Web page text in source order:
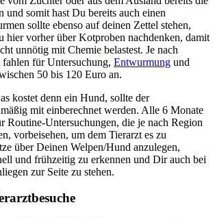
und somit hast Du bereits auch einen
sollte ebenso auf deinen Zettel stehen,
hier vorher über Kotproben nachdenken, damit
unnötig mit Chemie belastest. Je nach
für Untersuchung, Entwurmung und
50 bis 120 Euro an.
kostet denn ein Hund, sollte der
mit einberechnet werden. Alle 6 Monate
Routine-Untersuchungen, die je nach Region
vorbeisehen, um dem Tierarzt es zu
über Deinen Welpen/Hund anzulegen,
und frühzeitig zu erkennen und Dir auch bei
zur Seite zu stehen.